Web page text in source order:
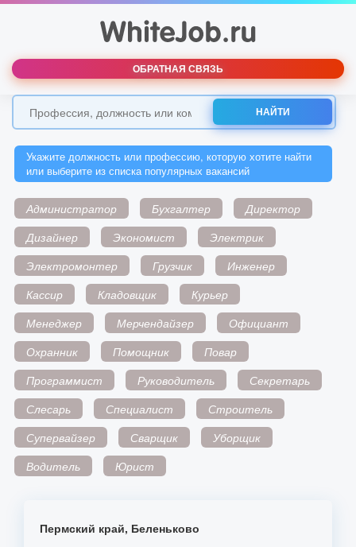
ОБРАТНАЯ СВЯЗЬ
НАЙТИ
Укажите должность или профессию, которую хотите найти
или выберите из списка популярных вакансий
Администратор Бухгалтер
Директор
Дизайнер
Экономист
Электрик
Электромонтер
Грузчик
Инженер
Кассир
Кладовщик
Курьер
Менеджер
Мерчендайзер
Официант
Охранник
Помощник
Повар
Программист
Руководитель
Секретарь
Слесарь
Специалист
Строитель
Супервайзер
Сварщик
Уборщик
Водитель
Юрист
Пермский край, Беленьково